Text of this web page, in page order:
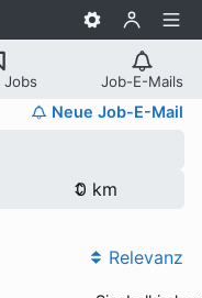
Jobs Job-E-Mails
Neue Job-E-Mail
Relevanz